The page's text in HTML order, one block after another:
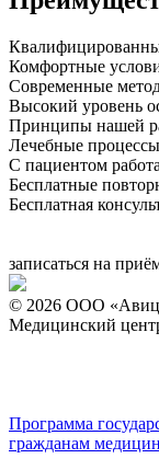
Комфортные
Современные
Высокий уровень
Принципы нашей
Лечебные
С пациентом
Бесплатные
Бесплатная
записаться на
© 2026 ООО
Медицинский
Программа
гражданам